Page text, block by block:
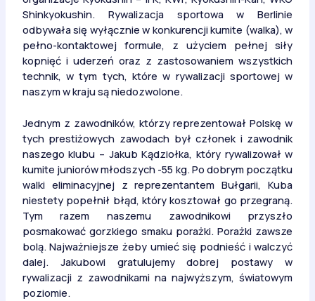
Shinkyokushin. Rywalizacja sportowa w Berlinie
odbywała się wyłącznie w konkurencji kumite (walka), w
pełno-kontaktowej formule, z użyciem pełnej siły
kopnięć i uderzeń oraz z zastosowaniem wszystkich
technik, w tym tych, które w rywalizacji sportowej w
naszym w kraju są niedozwolone.
Jednym z zawodników, którzy reprezentował Polskę w
tych prestiżowych zawodach był członek i zawodnik
naszego klubu – Jakub Kądziołka, który rywalizował w
kumite juniorów młodszych -55 kg. Po dobrym początku
walki eliminacyjnej z reprezentantem Bułgarii, Kuba
niestety popełnił błąd, który kosztował go przegraną.
Tym razem naszemu zawodnikowi przyszło
posmakować gorzkiego smaku porażki. Porażki zawsze
bolą. Najważniejsze żeby umieć się podnieść i walczyć
dalej. Jakubowi gratulujemy dobrej postawy w
rywalizacji z zawodnikami na najwyższym, światowym
poziomie.